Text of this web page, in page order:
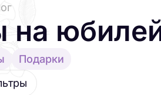
на
Подарки